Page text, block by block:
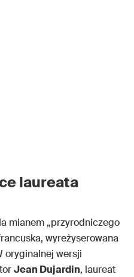
laureata
mianem „przyrodniczego
wyreżyserowana
oryginalnej wersji
Jean Dujardin, laureat